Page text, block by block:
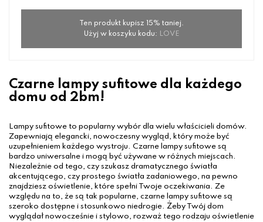
Ten produkt kupisz 15% taniej.
Użyj w koszyku kodu: LOVE
Czarne lampy sufitowe dla każdego
domu od 2bm!
Lampy sufitowe to popularny wybór dla wielu właścicieli domów.
Zapewniają elegancki, nowoczesny wygląd, który może być
uzupełnieniem każdego wystroju. Czarne lampy sufitowe są
bardzo uniwersalne i mogą być używane w różnych miejscach.
Niezależnie od tego, czy szukasz dramatycznego światła
akcentującego, czy prostego światła zadaniowego, na pewno
znajdziesz oświetlenie, które spełni Twoje oczekiwania. Ze
względu na to, że są tak popularne, czarne lampy sufitowe są
szeroko dostępne i stosunkowo niedrogie. Żeby Twój dom
wyglądał nowocześnie i stylowo, rozważ tego rodzaju oświetlenie